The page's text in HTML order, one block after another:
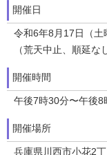
開催日
令和6年8月17日（土
（荒天中止、順延な
開催時間
午後7時30分〜午後8
開催場所
兵庫県川西市小花2